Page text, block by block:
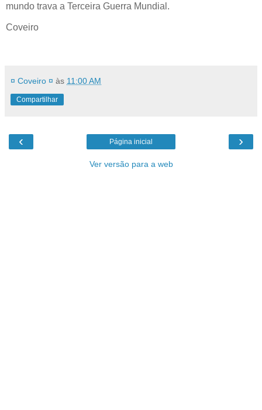
mundo trava a Terceira Guerra Mundial.
Coveiro
¤ Coveiro ¤ às 11:00 AM
Compartilhar
‹ ›
Página inicial
Ver versão para a web